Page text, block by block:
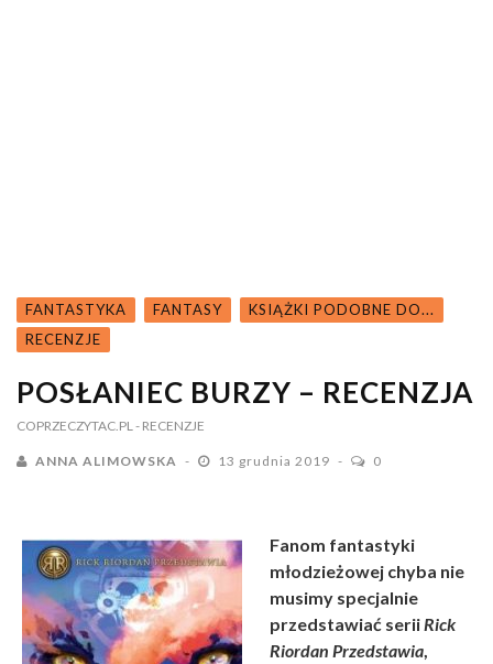
FANTASTYKA FANTASY
KSIĄŻKI PODOBNE DO...
RECENZJE
POSŁANIEC BURZY – RECENZJA
COPRZECZYTAC.PL - RECENZJE
ANNA ALIMOWSKA 13 grudnia 2019 0
Fanom fantastyki
młodzieżowej chyba nie
musimy specjalnie
przedstawiać seriiRick
Riordan Przedstawia,